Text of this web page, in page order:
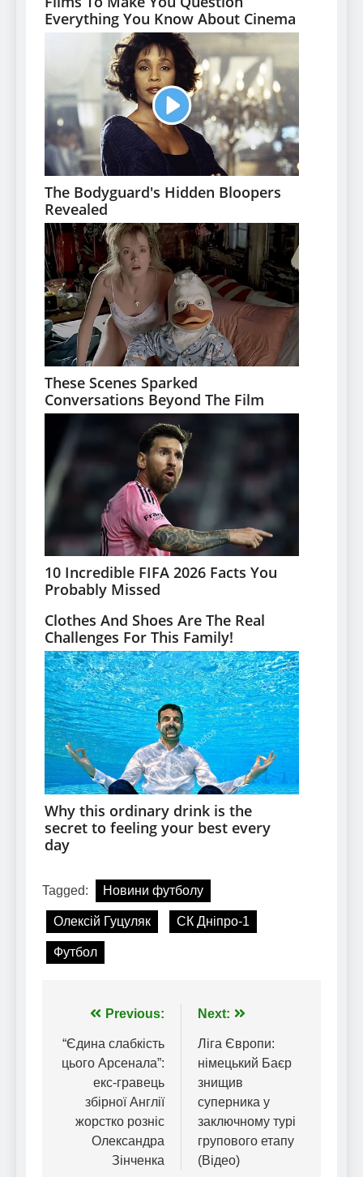
Tagged: Новини футболу
Олексій Гуцуляк СК Дніпро-1
Футбол
Навігація
записів
Previous:
“Єдина слабкість
цього Арсенала”:
екс-гравець
збірної Англії
жорстко розніс
Олександра
Зінченка
Next:
Ліга Європи:
німецький Баєр
знищив
суперника у
заключному турі
групового етапу
(Відео)